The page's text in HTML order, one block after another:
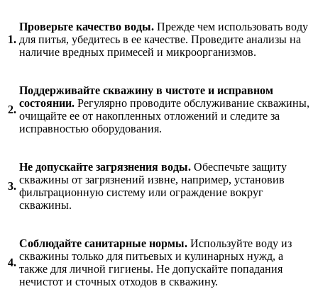
1.
Проверьте качество воды. Прежде чем использовать воду
для питья, убедитесь в ее качестве. Проведите анализы на
наличие вредных примесей и микроорганизмов.
2.
Поддерживайте скважину в чистоте и исправном
состоянии. Регулярно проводите обслуживание скважины,
очищайте ее от накопленных отложений и следите за
исправностью оборудования.
3.
Не допускайте загрязнения воды. Обеспечьте защиту
скважины от загрязнений извне, например, установив
фильтрационную систему или ограждение вокруг
скважины.
4.
Соблюдайте санитарные нормы. Используйте воду из
скважины только для питьевых и кулинарных нужд, а
также для личной гигиены. Не допускайте попадания
нечистот и сточных отходов в скважину.